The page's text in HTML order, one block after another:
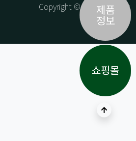
Copyright © ARK All Rights
Reserved.
상단으로
제품
정보
쇼핑몰